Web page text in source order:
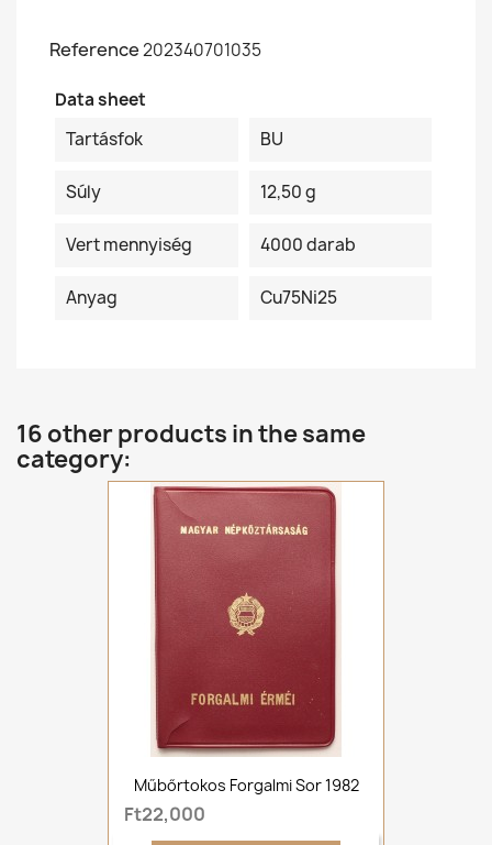
Reference202340701035
Data sheet
Tartásfok
BU
Súly 12,50 g
Vert mennyiség 4000 darab
Anyag Cu75Ni25
16 other products in the same
category:
Műbőrtokos Forgalmi Sor 1982
Ft22,000